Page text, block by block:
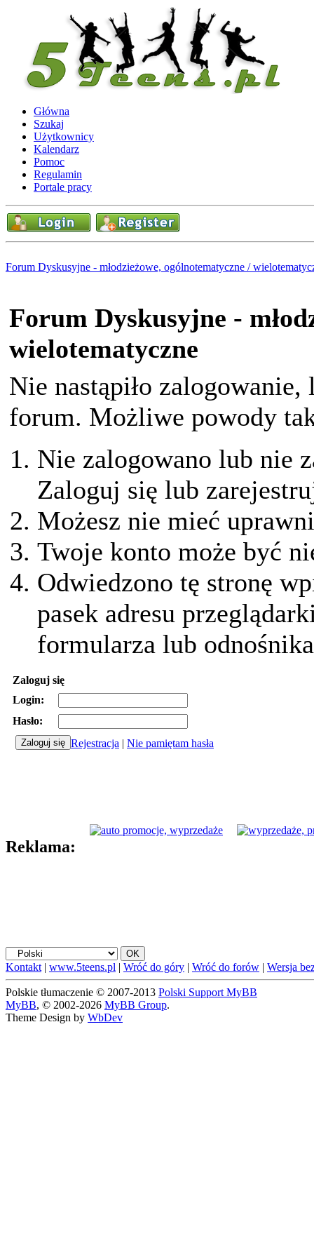
Główna
Szukaj
Użytkownicy
Kalendarz
Pomoc
Regulamin
Portale pracy
Forum Dyskusyjne - młodzieżowe, ogólnotematyczne /
Forum Dyskusyjne -
wielotematyczne
Nie nastąpiło
forum. Możliwe powody
Nie zalogowano lub nie
Zaloguj się lub
Możesz nie mieć
Twoje konto może być
Odwiedzono tę stronę
pasek adresu
formularza lub
Zaloguj się
Login:
Hasło:
Rejestracja | Nie pamiętam hasła
Reklama:
Kontakt | www.5teens.pl | Wróć do góry | Wróć do forów | Wersja
Polskie tłumaczenie © 2007-2013 Polski Support MyBB
MyBB, © 2002-2026 MyBB Group.
Theme Design by WbDev